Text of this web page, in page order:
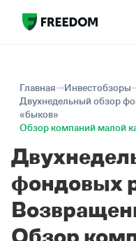
Главная
Инвестобзоры
Двухнедельный обзор
«быков»
Обзор компаний малой
фондовых